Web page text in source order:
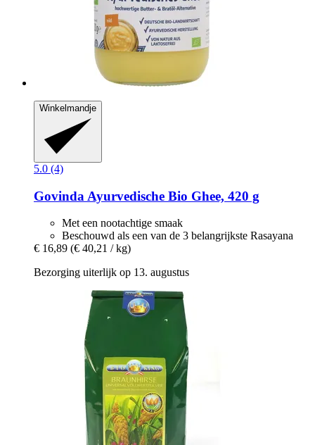
Winkelmandje
5.0 (4)
Govinda Ayurvedische Bio Ghee, 420 g
Met een nootachtige smaak
Beschouwd als een van de 3 belangrijkste Rasayana
€ 16,89 (€ 40,21 / kg)
Bezorging uiterlijk op 13. augustus